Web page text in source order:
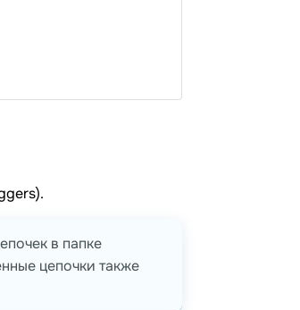
в папке
цепочки также